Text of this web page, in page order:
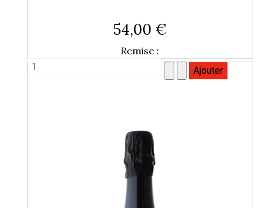
54,00 €
Remise :